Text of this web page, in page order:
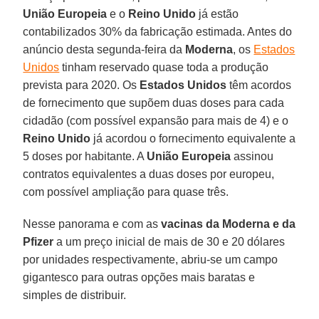
União Europeia e o Reino Unido já estão
contabilizados 30% da fabricação estimada. Antes do
anúncio desta segunda-feira da Moderna, os Estados
Unidos tinham reservado quase toda a produção
prevista para 2020. Os Estados Unidos têm acordos
de fornecimento que supõem duas doses para cada
cidadão (com possível expansão para mais de 4) e o
Reino Unido já acordou o fornecimento equivalente a
5 doses por habitante. A União Europeia assinou
contratos equivalentes a duas doses por europeu,
com possível ampliação para quase três.
Nesse panorama e com asvacinas da Moderna e da
Pfizer a um preço inicial de mais de 30 e 20 dólares
por unidades respectivamente, abriu-se um campo
gigantesco para outras opções mais baratas e
simples de distribuir.